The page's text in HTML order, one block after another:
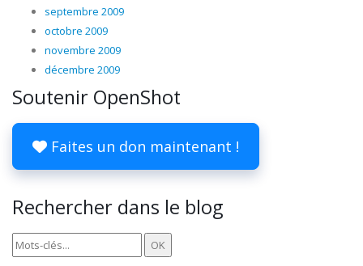
septembre 2009
octobre 2009
novembre 2009
décembre 2009
Soutenir OpenShot
Faites un don maintenant !
Rechercher dans le blog